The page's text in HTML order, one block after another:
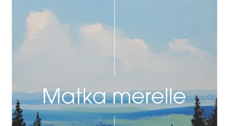
Tapahtumat
Yhteys